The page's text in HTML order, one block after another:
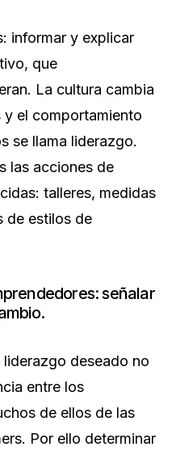
informar y explicar
que
La cultura cambia
el comportamiento
se llama liderazgo.
las acciones de
talleres, medidas
de estilos de
señalar
deseado no
entre los
de ellos de las
Por ello determinar